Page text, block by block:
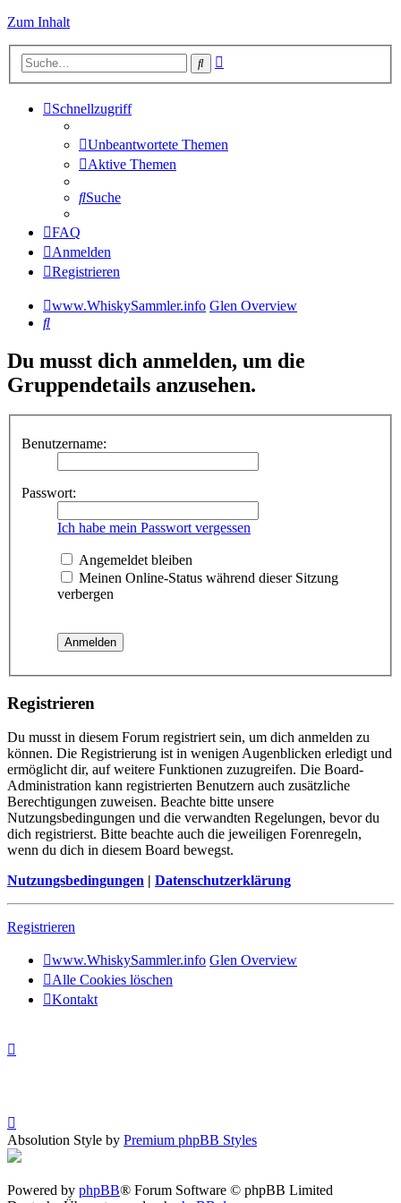
Zum Inhalt
Suche
Schnellzugriff
Unbeantwortete Themen
Aktive Themen
Suche
FAQ
Anmelden
Registrieren
www.WhiskySammler.info Glen Overview
Suche
Du musst dich anmelden, um die
Gruppendetails anzusehen.
Benutzername:
Passwort:
Ich habe mein Passwort vergessen
Angemeldet bleiben
Meinen Online-Status während dieser Sitzung
verbergen
Registrieren
Du musst in diesem Forum registriert sein, um dich anmelden zu
können. Die Registrierung ist in wenigen Augenblicken erledigt und
ermöglicht dir, auf weitere Funktionen zuzugreifen. Die Board-
Administration kann registrierten Benutzern auch zusätzliche
Berechtigungen zuweisen. Beachte bitte unsere
Nutzungsbedingungen und die verwandten Regelungen, bevor du
dich registrierst. Bitte beachte auch die jeweiligen Forenregeln,
wenn du dich in diesem Board bewegst.
Nutzungsbedingungen | Datenschutzerklärung
Registrieren
www.WhiskySammler.info Glen Overview
Alle Cookies löschen
Kontakt
Absolution Style by Premium phpBB Styles
Powered by phpBB® Forum Software © phpBB Limited